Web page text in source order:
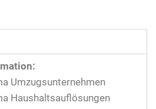
Umzugsunternehmen
Haushaltsauflösungen